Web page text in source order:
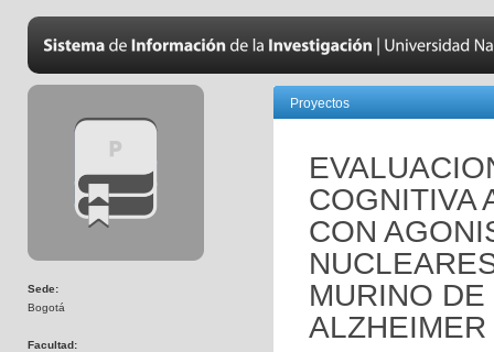
Sede:
Bogotá
Facultad:
Proyectos
COGNITIVA
CON
MURINO